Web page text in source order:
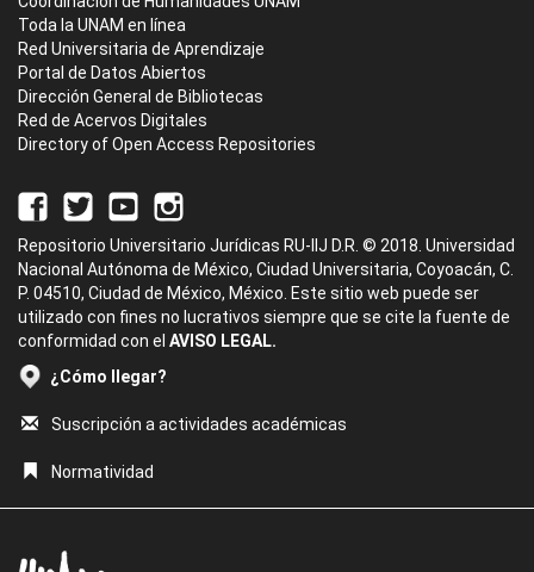
Toda la UNAM en línea
Red Universitaria de Aprendizaje
Portal de Datos Abiertos
Dirección General de Bibliotecas
Red de Acervos Digitales
Directory of Open Access Repositories
Repositorio Universitario Jurídicas RU-IIJ D.R. © 2018. Universidad
Nacional Autónoma de México, Ciudad Universitaria, Coyoacán, C.
P. 04510, Ciudad de México, México. Este sitio web puede ser
utilizado con fines no lucrativos siempre que se cite la fuente de
conformidad con el AVISO LEGAL.
¿Cómo llegar?
Suscripción a actividades académicas
Normatividad